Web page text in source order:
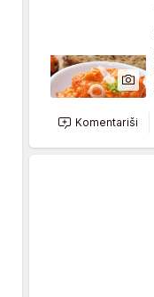
Komentariši